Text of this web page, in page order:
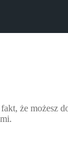
że możesz